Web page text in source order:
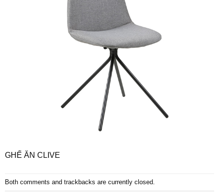
GHẾ ĂN CLIVE
Both comments and trackbacks are currently closed.